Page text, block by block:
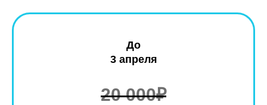
До
3 апреля
20 000₽